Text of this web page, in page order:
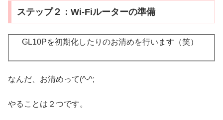
ステップ２：Wi-Fiルーターの準備
GL10Pを初期化したりのお清めを行います（笑）
なんだ、お清めって(^-^;
やることは２つです。